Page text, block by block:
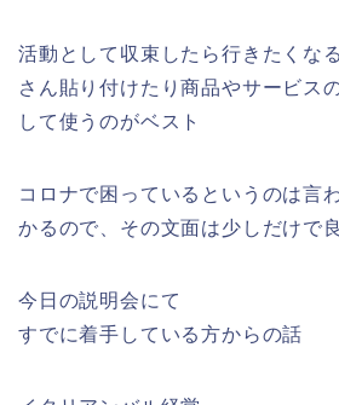
活動として収束したら行きたくな
さん貼り付けたり商品やサービス
して使うのがベスト
コロナで困っているというのは言
かるので、その文面は少しだけで
今日の説明会にて
すでに着手している方からの話